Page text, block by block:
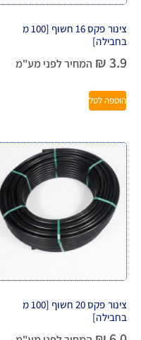
צינור פקס 16 חשוף [100 מ
בחבילה]
₪3.9 המחיר לפני מע"מ
הוספה לסל
צינור פקס 20 חשוף [100 מ
בחבילה]